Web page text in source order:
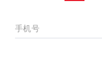
手机号